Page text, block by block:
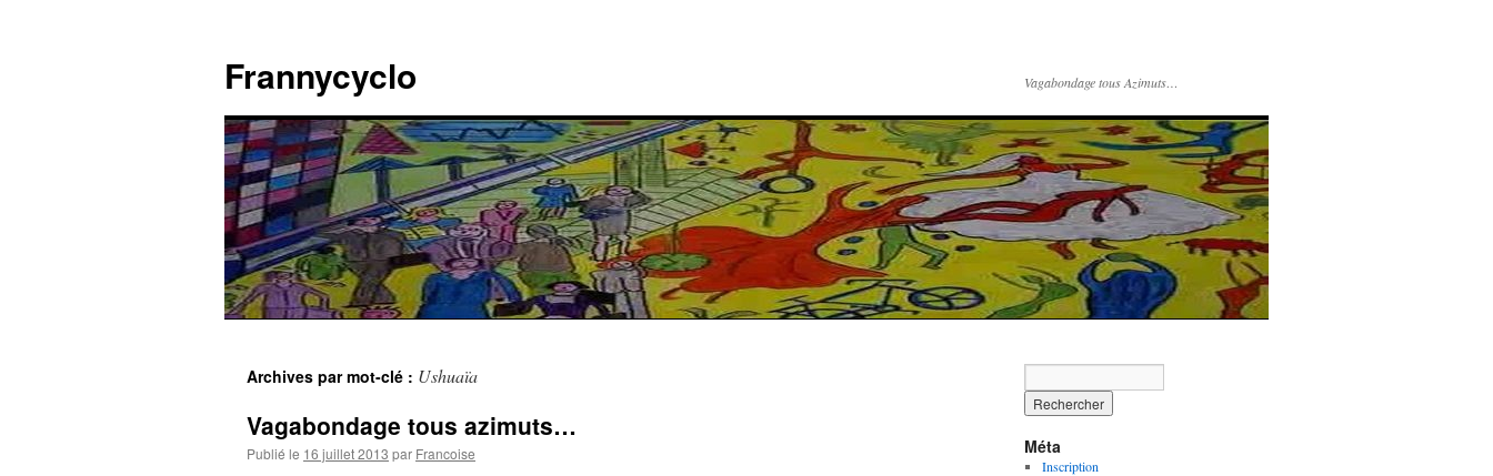
contenu
Frannycyclo Vagabondage tous Azimuts…
Archives par mot-clé : Ushuaïa
Vagabondage tous azimuts…
Publié le 16 juillet 2013 par Francoise Méta
Inscription